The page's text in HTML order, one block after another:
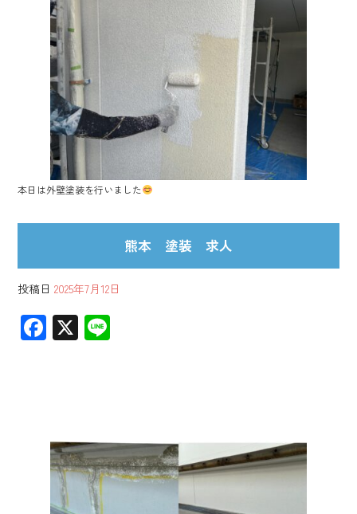
b
o
ok
本日は外壁塗装を行いました
熊本 塗装 求人
投稿日 2025年7月12日
F
ok
X